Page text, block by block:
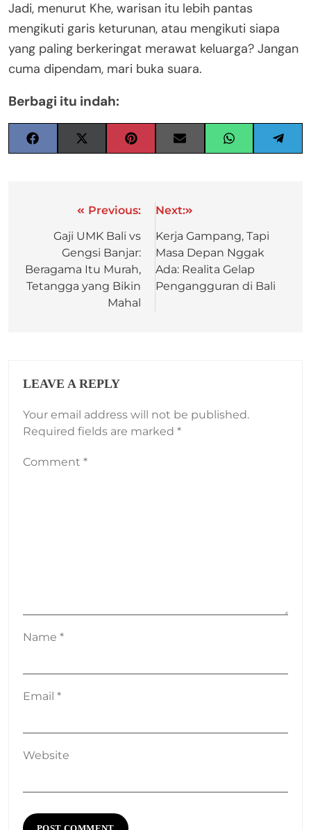
Jadi, menurut Khe, warisan itu lebih pantas
mengikuti garis keturunan, atau mengikuti siapa
yang paling berkeringat merawat keluarga? Jangan
cuma dipendam, mari buka suara.
Berbagi itu indah:
Previous:
Gaji UMK Bali vs
Gengsi Banjar:
Beragama Itu Murah,
Tetangga yang Bikin
Mahal
Next:
Kerja Gampang, Tapi
Masa Depan Nggak
Ada: Realita Gelap
Pengangguran di Bali
LEAVE A REPLY
Your email address will not be published.
Required fields are marked *
Comment *
Name *
Email *
Website